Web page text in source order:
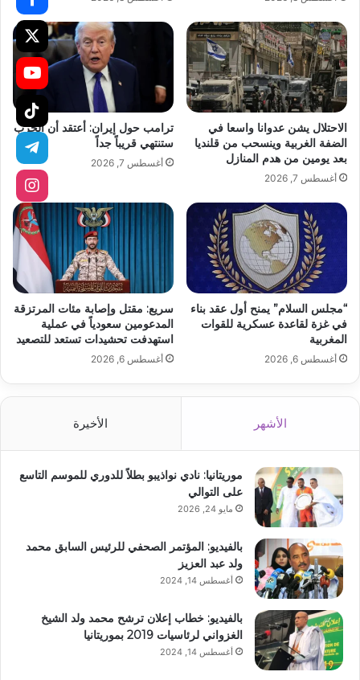
الاحتلال يشن عدوانا واسعا في
الضفة الغربية وينسحب من قلنديا
بعد يومين من هدم المنازل
أغسطس 7, 2026
ترامب حول إيران: أعتقد أن الحرب
ستنتهي قريباً جداً
أغسطس 7, 2026
“مجلس السلام” يمنح أول عقد بناء
في غزة لقاعدة عسكرية للقوات
المغربية
أغسطس 6, 2026
سريع: مقتل وإصابة مئات المرتزقة
المدعومين سعودياً في عملية
استهدفت تحشيدات تستعد للتصعيد
أغسطس 6, 2026
الأشهر الأخيرة
موريتانيا: نادي نواذيبو بطلاً للدوري للموسم التاسع
على التوالي
مايو 24, 2026
بالفيديو: المؤتمر الصحفي للرئيس السابق محمد
ولد عبد العزيز
أغسطس 14, 2024
بالفيديو: خطاب إعلان ترشح محمد ولد الشيخ
الغزواني لرئاسيات 2019 بموريتانيا
أغسطس 14, 2024